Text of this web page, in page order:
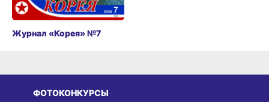
Журнал «Корея» №7
ФОТОКОНКУРСЫ